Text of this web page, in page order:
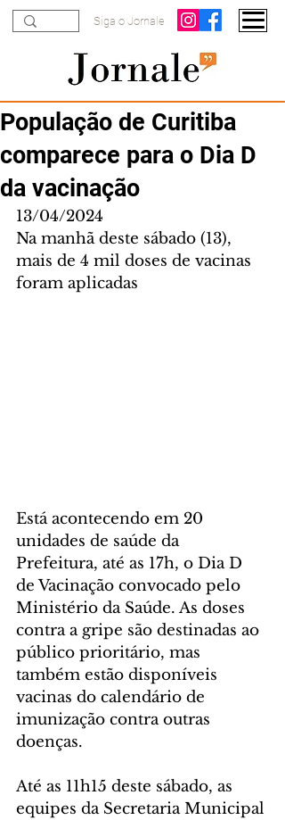
Siga o Jornale
População de Curitiba
comparece para o Dia D
da vacinação
13/04/2024
Na manhã deste sábado (13),
mais de 4 mil doses de vacinas
foram aplicadas
Está acontecendo em 20
unidades de saúde da
Prefeitura, até as 17h, o Dia D
de Vacinação convocado pelo
Ministério da Saúde. As doses
contra a gripe são destinadas ao
público prioritário, mas
também estão disponíveis
vacinas do calendário de
imunização contra outras
doenças.
Até as 11h15 deste sábado, as
equipes da Secretaria Municipal